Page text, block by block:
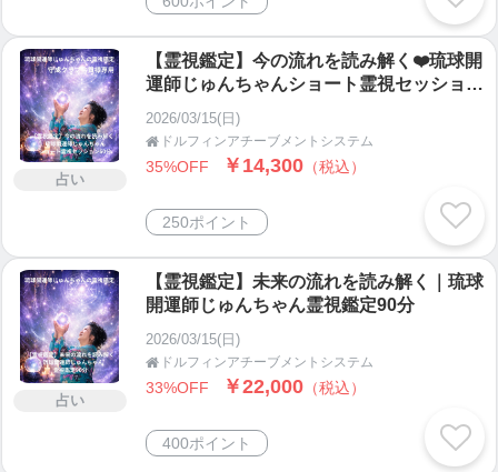
占い
【霊視鑑定】今の流れを読み解く❤️琉球開
運師じゅんちゃんショート霊視セッション
2026/03/15(日)
 ドルフィンアチーブメントシステム
35%OFF ￥14,300 （税込）
250ポイント
占い
【霊視鑑定】未来の流れを読み解く｜琉球
開運師じゅんちゃん霊視鑑定90分
2026/03/15(日)
 ドルフィンアチーブメントシステム
33%OFF ￥22,000 （税込）
400ポイント